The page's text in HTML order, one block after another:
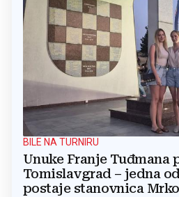
BILE NA TURNIRU
Unuke Franje Tuđmana
Tomislavgrad – jedna
postaje stanovnica